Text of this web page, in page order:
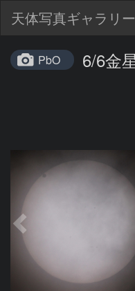
天体写真ギャラリー
PbO 6/6金